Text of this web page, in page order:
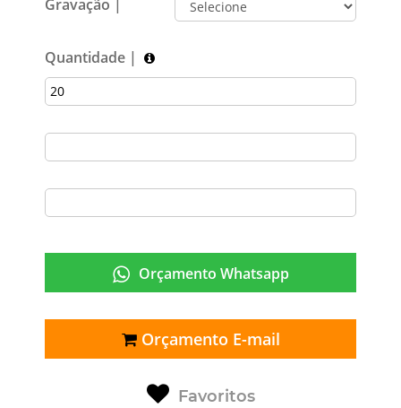
Gravação |
Quantidade |
Orçamento Whatsapp
Orçamento E-mail
Favoritos